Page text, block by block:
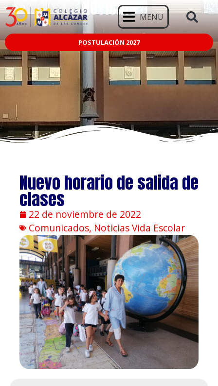
MENU
POSTULACIÓN 2027
NOTICIAS
Nuevo horario de salida de
clases
22 de noviembre de 2022
Comunicados, Noticias Vida Escolar